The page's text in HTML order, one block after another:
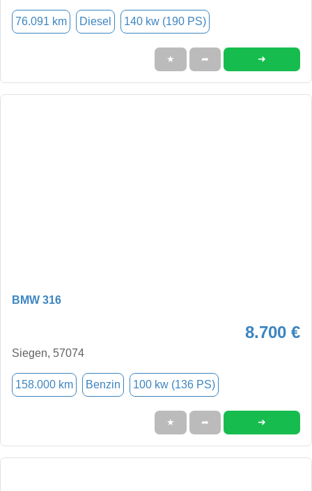
76.091 km Diesel 140 kw (190 PS)
★ ➦ ➜
BMW 316
8.700 €
Siegen, 57074
158.000 km Benzin 100 kw (136 PS)
★ ➦ ➜